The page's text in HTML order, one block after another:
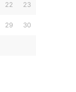
22 23
29 30